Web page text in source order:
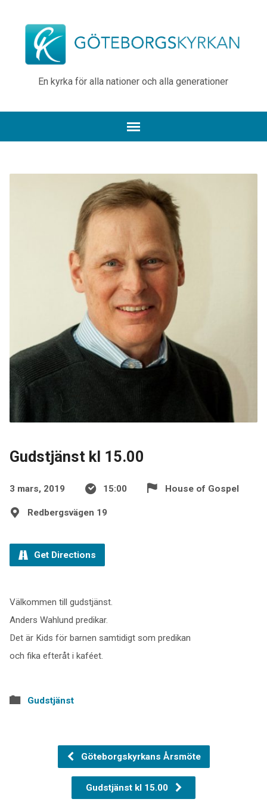
En kyrka för alla nationer och alla generationer
Gudstjänst kl 15.00
3 mars, 2019 15:00 House of Gospel
Redbergsvägen 19
Get Directions
Välkommen till gudstjänst.
Anders Wahlund predikar.
Det är Kids för barnen samtidigt som predikan
och fika efteråt i kaféet.
Gudstjänst
Göteborgskyrkans Årsmöte
Gudstjänst kl 15.00